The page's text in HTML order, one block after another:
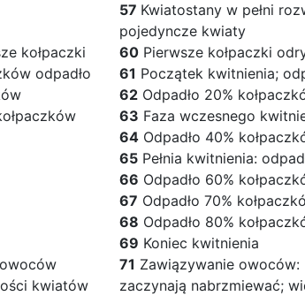
57 Kwiatostany w pełni
pojedyncze kwiaty
kołpaczki 60 Pierwsze kołpaczki
odpadło 61 Początek kwitnienia;
62 Odpadło 20%
63 Faza wczesnego
64 Odpadło 40%
65 Pełnia kwitnienia:
66 Odpadło 60%
67 Odpadło 70%
68 Odpadło 80%
69 Koniec kwitnienia
kwiatów
71 Zawiązywanie
zaczynają nabrzmiewać;